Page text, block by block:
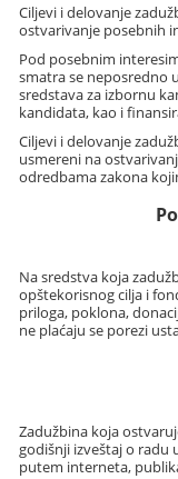
Ciljevi i delovanje
ostvarivanje posebnih
Pod posebnim
smatra se neposredno
sredstava za izbornu
kandidata, kao i
Ciljevi i delovanje
usmereni na
odredbama zakona
Na sredstva koja
opštekorisnog cilja i
priloga, poklona,
ne plaćaju se porezi
Zadužbina koja
godišnji izveštaj o radu
putem interneta,